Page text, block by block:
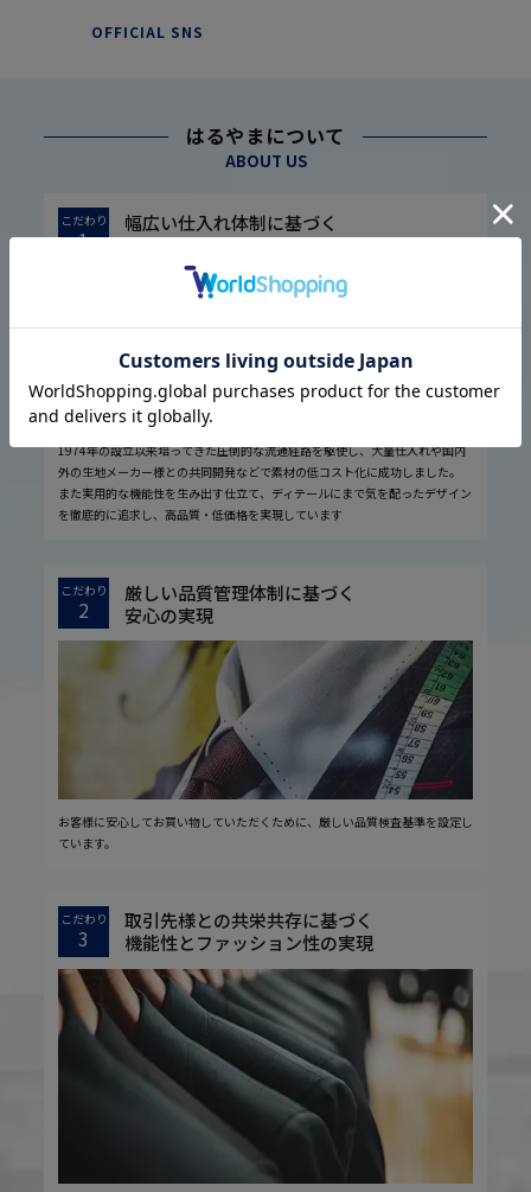
OFFICIAL SNS
はるやまについて
ABOUT US
こだわり
1
幅広い仕入れ体制に基づく
高品質・低価格の実現
1974年の設立以来培ってきた圧倒的な流通経路を駆使し、大量仕入れや国内
外の生地メーカー様との共同開発などで素材の低コスト化に成功しました。
また実用的な機能性を生み出す仕立て、ディテールにまで気を配ったデザイン
を徹底的に追求し、高品質・低価格を実現しています
こだわり
2
厳しい品質管理体制に基づく
安心の実現
お客様に安心してお買い物していただくために、厳しい品質検査基準を設定し
ています。
こだわり
3
取引先様との共栄共存に基づく
機能性とファッション性の実現